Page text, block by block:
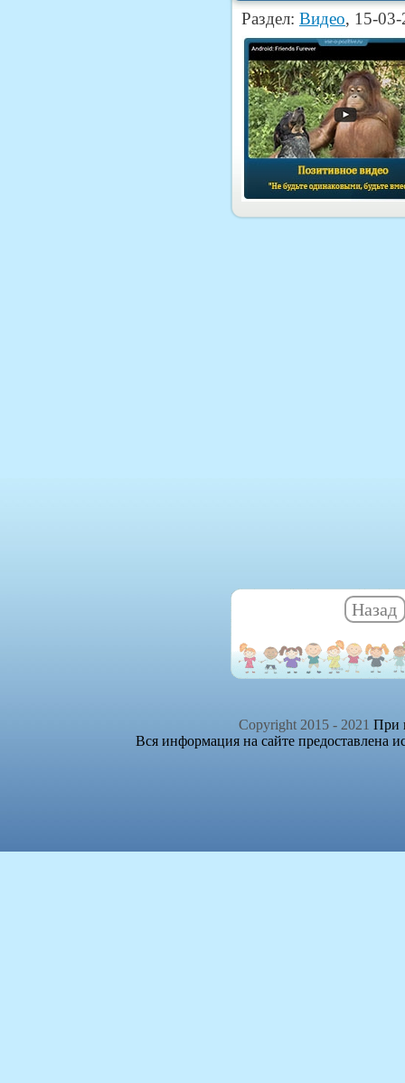
Раздел: Видео, 15-
Назад
Copyright 2015 - 2021 При
Вся информация на сайте предоставлена